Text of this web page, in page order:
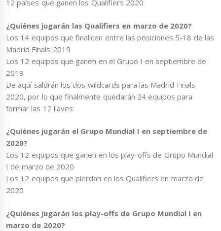
12 países que ganen los Qualifiers 2020
¿Quiénes jugarán las Qualifiers en marzo de 2020?
Los 14 equipos que finalicen entre las posiciones 5-18 de las
Madrid Finals 2019
Los 12 equipos que ganen en el Grupo I en septiembre de
2019
De aquí saldrán los dos wildcards para las Madrid Finals
2020, por lo que finalmente quedarán 24 equipos para
formar las 12 llaves
¿Quiénes jugarán el Grupo Mundial I en septiembre de
2020?
Los 12 equipos que ganen en los play-offs de Grupo Mundial
I de marzo de 2020
Los 12 equipos que pierdan en los Qualifiers en marzo de
2020
¿Quiénes jugarán los play-offs de Grupo Mundial I en
marzo de 2020?